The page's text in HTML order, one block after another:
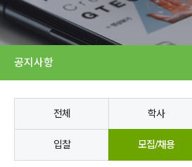
공지사항
전체 학사
입찰 모집/채용